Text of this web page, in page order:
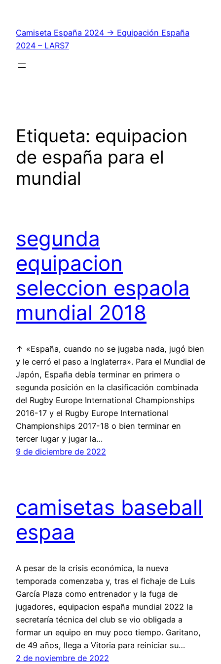
contenido
Camiseta España 2024 → Equipación España
2024 – LARS7
Etiqueta: equipacion
de españa para el
mundial
segunda
equipacion
seleccion espaola
mundial 2018
↑ «España, cuando no se jugaba nada, jugó bien
y le cerró el paso a Inglaterra». Para el Mundial de
Japón, España debía terminar en primera o
segunda posición en la clasificación combinada
del Rugby Europe International Championships
2016-17 y el Rugby Europe International
Championships 2017-18 o bien terminar en
tercer lugar y jugar la…
9 de diciembre de 2022
camisetas baseball
espaa
A pesar de la crisis económica, la nueva
temporada comenzaba y, tras el fichaje de Luis
García Plaza como entrenador y la fuga de
jugadores, equipacion españa mundial 2022 la
secretaría técnica del club se vio obligada a
formar un equipo en muy poco tiempo. Garitano,
de 49 años, llega a Vitoria para reiniciar su…
2 de noviembre de 2022